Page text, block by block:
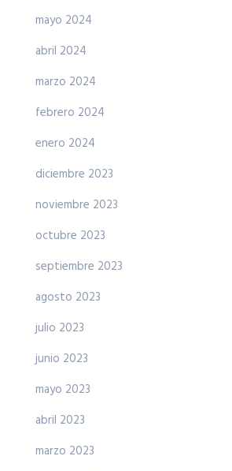
mayo 2024
abril 2024
marzo 2024
febrero 2024
enero 2024
diciembre 2023
noviembre 2023
octubre 2023
septiembre 2023
agosto 2023
julio 2023
junio 2023
mayo 2023
abril 2023
marzo 2023